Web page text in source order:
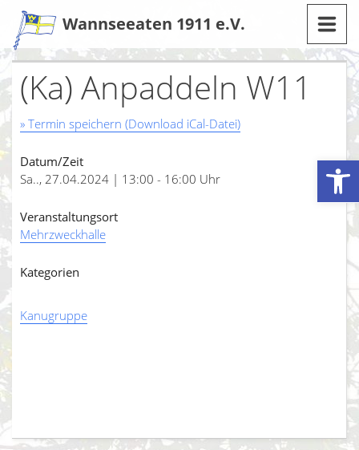
Werkzeugleiste öffnen
Zum
Inhalt
Wannseeaten 1911 e.V.
(Ka) Anpaddeln W11
» Termin speichern (Download iCal-Datei)
Datum/Zeit
Sa.., 27.04.2024 | 13:00 - 16:00 Uhr
Veranstaltungsort
Mehrzweckhalle
Kategorien
Kanugruppe